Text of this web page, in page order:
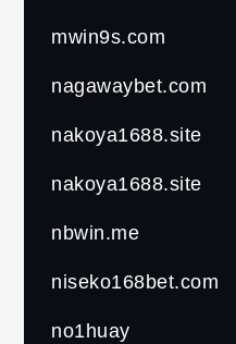
mwin9s.com
nagawaybet.com
nakoya1688.site
nakoya1688.site
nbwin.me
niseko168bet.com
no1huay